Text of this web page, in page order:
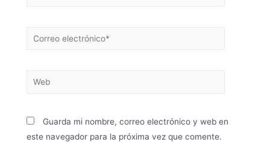
Guarda mi nombre, correo electrónico y web en
este navegador para la próxima vez que comente.